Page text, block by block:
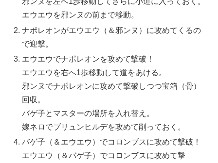
エウエウを邪ンヌの前まで移動。
ナポレオンがエウエウ（＆邪ンヌ）に攻めてくるの
で迎撃。
エウエウでナポレオンを攻めて撃破！
エウエウを右へ1歩移動して道をあける。
邪ンヌでナポレオンに攻めて撃破しつつ宝箱（骨）
回収。
バゲ子とマスターの場所を入れ替え。
嫁ネロでブリュンヒルデを攻めて削っておく。
バゲ子（＆エウエウ）でコロンブスに攻めて撃破！
エウエウ（＆バゲ子）でコロンブスに攻めて撃